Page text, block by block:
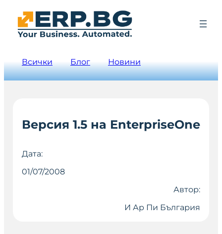
Всички Блог Новини
Версия 1.5 на EnterpriseOne
Дата:
01/07/2008
Автор:
И Ар Пи България